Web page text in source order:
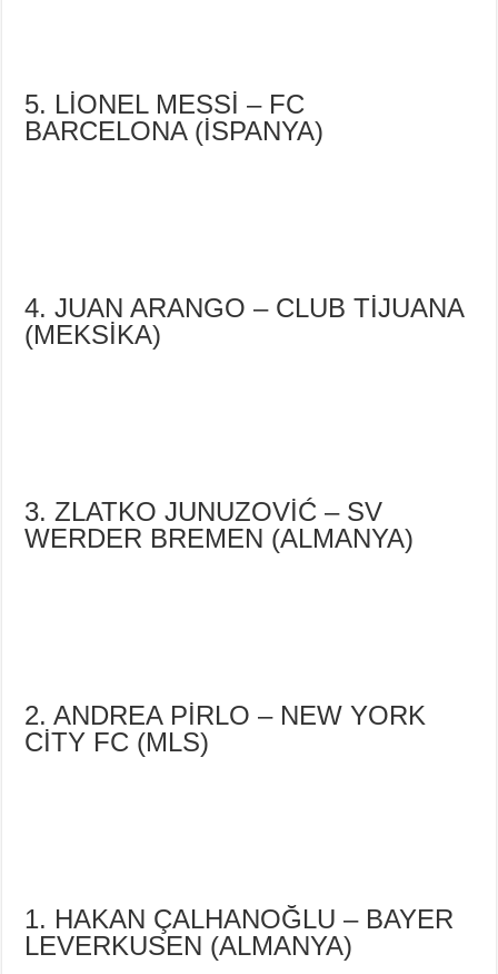
5. LİONEL MESSİ – FC
BARCELONA (İSPANYA)
4. JUAN ARANGO – CLUB TİJUANA
(MEKSİKA)
3. ZLATKO JUNUZOVİĆ – SV
WERDER BREMEN (ALMANYA)
2. ANDREA PİRLO – NEW YORK
CİTY FC (MLS)
1. HAKAN ÇALHANOĞLU – BAYER
LEVERKUSEN (ALMANYA)